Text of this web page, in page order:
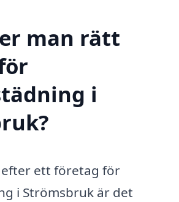
man rätt
i
ett företag för
i Strömsbruk är det